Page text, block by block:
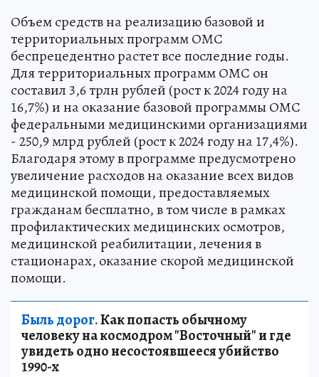
Объем средств на реализацию базовой и
территориальных программ ОМС
беспрецедентно растет все последние годы.
Для территориальных программ ОМС он
составил 3,6 трлн рублей (рост к 2024 году на
16,7%) и на оказание базовой программы ОМС
федеральными медицинскими организациями
- 250,9 млрд рублей (рост к 2024 году на 17,4%).
Благодаря этому в программе предусмотрено
увеличение расходов на оказание всех видов
медицинской помощи, предоставляемых
гражданам бесплатно, в том числе в рамках
профилактических медицинских осмотров,
медицинской реабилитации, лечения в
стационарах, оказание скорой медицинской
помощи.
Быль дорог.Как попасть обычному
человеку на космодром "Восточный" и где
увидеть одно несостоявшееся убийство
1990-х